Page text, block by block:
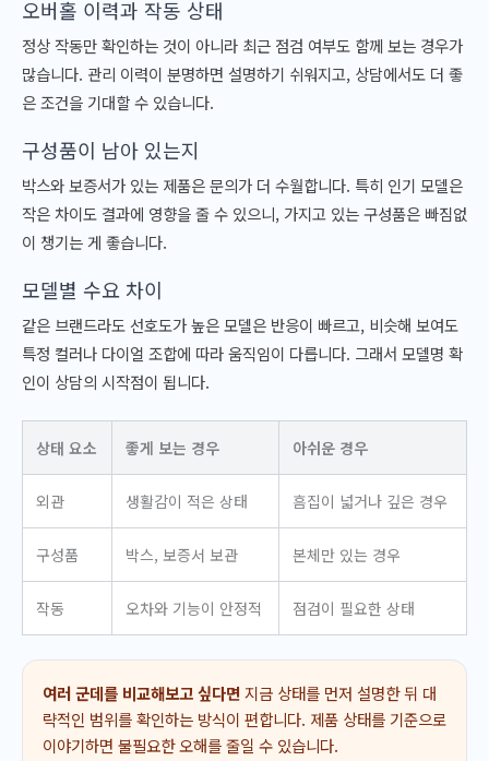
오버홀 이력과 작동 상태
정상 작동만 확인하는 것이 아니라 최근 점검 여부도 함께 보는 경우가
많습니다. 관리 이력이 분명하면 설명하기 쉬워지고, 상담에서도 더 좋
은 조건을 기대할 수 있습니다.
구성품이 남아 있는지
박스와 보증서가 있는 제품은 문의가 더 수월합니다. 특히 인기 모델은
작은 차이도 결과에 영향을 줄 수 있으니, 가지고 있는 구성품은 빠짐없
이 챙기는 게 좋습니다.
모델별 수요 차이
같은 브랜드라도 선호도가 높은 모델은 반응이 빠르고, 비슷해 보여도
특정 컬러나 다이얼 조합에 따라 움직임이 다릅니다. 그래서 모델명 확
인이 상담의 시작점이 됩니다.
상태 요소 좋게 보는 경우 아쉬운 경우
외관 생활감이 적은 상태 흠집이 넓거나 깊은 경우
구성품 박스, 보증서 보관 본체만 있는 경우
작동 오차와 기능이 안정적 점검이 필요한 상태
여러 군데를 비교해보고 싶다면 지금 상태를 먼저 설명한 뒤 대
략적인 범위를 확인하는 방식이 편합니다. 제품 상태를 기준으로
이야기하면 불필요한 오해를 줄일 수 있습니다.